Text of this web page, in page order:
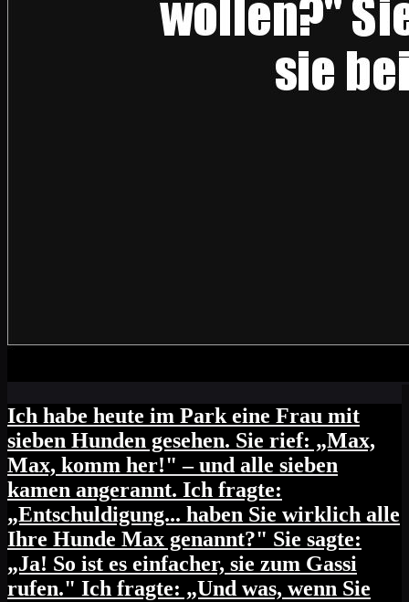
Ich habe heute im Park eine Frau mit
sieben Hunden gesehen. Sie rief: „Max,
Max, komm her!" – und alle sieben
kamen angerannt. Ich fragte:
„Entschuldigung... haben Sie wirklich alle
Ihre Hunde Max genannt?" Sie sagte:
„Ja! So ist es einfacher, sie zum Gassi
rufen." Ich fragte: „Und was, wenn Sie